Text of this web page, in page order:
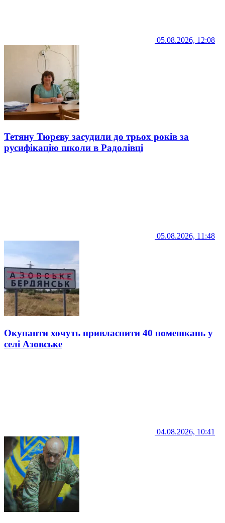
05.08.2026, 12:08
Тетяну Тюрєву засудили до трьох років за
русифікацію школи в Радолівці
05.08.2026, 11:48
Окупанти хочуть привласнити 40 помешкань у
селі Азовське
04.08.2026, 10:41